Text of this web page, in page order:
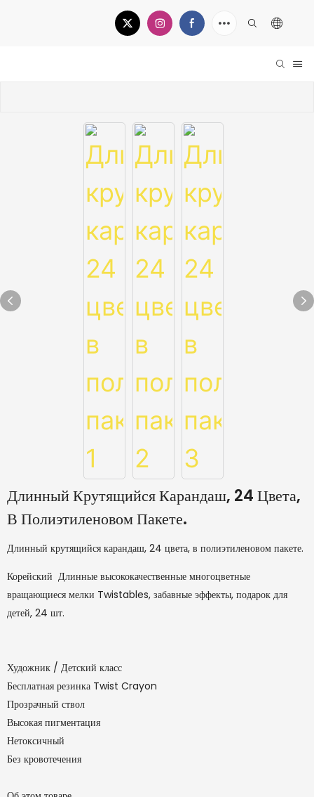
Длинный Крутящийся Карандаш, 24 Цвета,
В Полиэтиленовом Пакете.
Длинный крутящийся карандаш, 24 цвета, в полиэтиленовом пакете.
Корейский Длинные высококачественные многоцветные
вращающиеся мелки Twistables, забавные эффекты, подарок для
детей, 24 шт.
Художник / Детский класс
Бесплатная резинка Twist Crayon
Прозрачный ствол
Высокая пигментация
Нетоксичный
Без кровотечения